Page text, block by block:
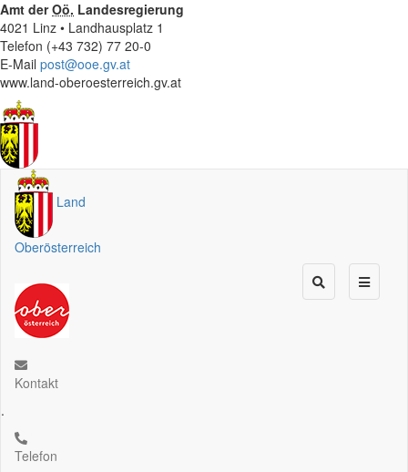
Amt derOö. Landesregierung
4021 Linz • Landhausplatz 1
Telefon (+43 732) 77 20-0
E-Mail post@ooe.gv.at
www.land-oberoesterreich.gv.at
Land
Oberösterreich
Kontakt
.
Telefon